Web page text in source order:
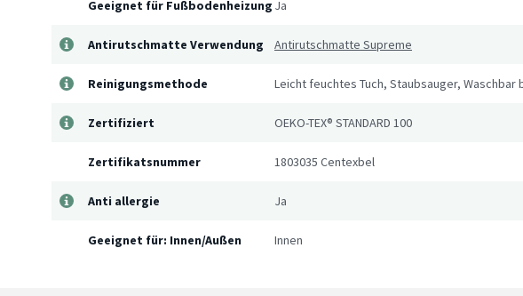
Geeignet für Fußbodenheizung Ja
Antirutschmatte Verwendung Antirutschmatte Supreme
Reinigungsmethode Leicht feuchtes Tuch, Staubsauger, Waschbar
Zertifiziert OEKO-TEX® STANDARD 100
Zertifikatsnummer 1803035 Centexbel
Anti allergie Ja
Geeignet für: Innen/Außen Innen